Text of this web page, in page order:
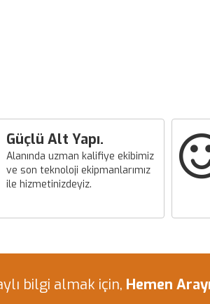
Güçlü Alt Yapı.
Alanında uzman kalifiye ekibimiz
ve son teknoloji ekipmanlarımız
ile hizmetinizdeyiz.
bilgi almak için, Hemen